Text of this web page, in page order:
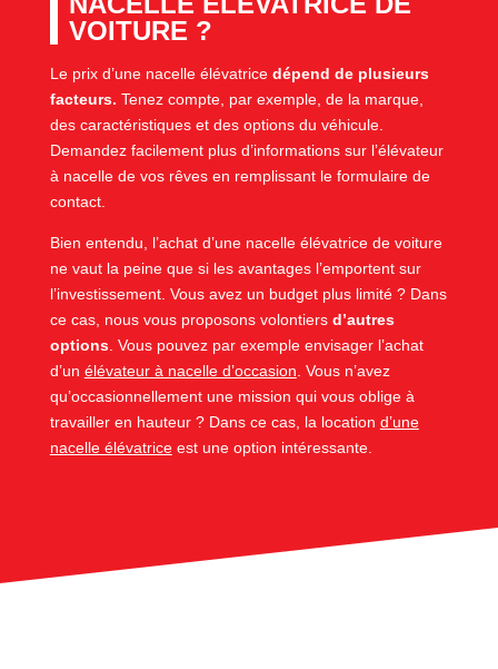
VOITURE ?
Le prix d’une nacelle élévatrice dépend de plusieurs
facteurs. Tenez compte, par exemple, de la marque,
des caractéristiques et des options du véhicule.
Demandez facilement plus d’informations sur l’élévateur
à nacelle de vos rêves en remplissant le formulaire de
contact.
Bien entendu, l’achat d’une nacelle élévatrice de voiture
ne vaut la peine que si les avantages l’emportent sur
l’investissement. Vous avez un budget plus limité ? Dans
ce cas, nous vous proposons volontiers d’autres
options. Vous pouvez par exemple envisager l’achat
d’un élévateur à nacelle d’occasion . Vous n’avez
qu’occasionnellement une mission qui vous oblige à
travailler en hauteur ? Dans ce cas, la location d’une
nacelle élévatriceest une option intéressante.